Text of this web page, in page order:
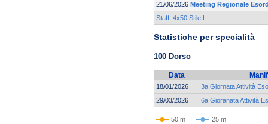
21/06/2026 Meeting Regionale
Staff. 4x50 Stile L.
Statistiche per specialità
100 Dorso
Data
18/01/2026
3a Giornata Attività
29/03/2026
6a Gioranata Attività
50 m 25 m